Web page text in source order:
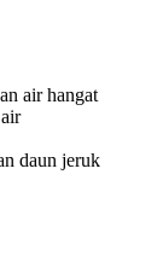
air hangat
daun jeruk